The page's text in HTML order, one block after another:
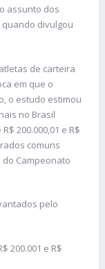
assunto dos
divulgou
de carteira
em que o
o estudo estimou
no Brasil
200.000,01 e R$
comuns
Campeonato
pelo
200.001 e R$